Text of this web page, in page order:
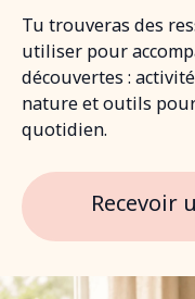
Tu trouveras des
utiliser pour
découvertes :
nature et outils
quotidien.